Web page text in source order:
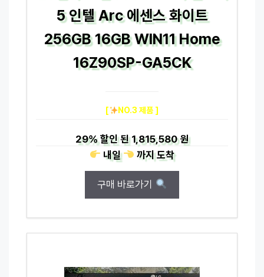
5 인텔 Arc 에센스 화이트
256GB 16GB WIN11 Home
16Z90SP-GA5CK
[ NO.3 제품 ]
29%할인 된1,815,580 원
내일
까지도착
구매 바로가기